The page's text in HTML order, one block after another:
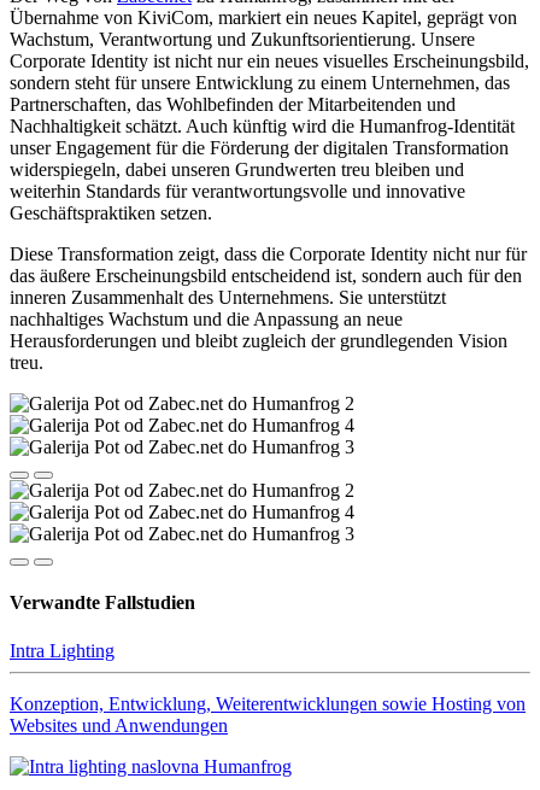
Übernahme von KiviCom, markiert ein neues Kapitel, geprägt von
Wachstum, Verantwortung und Zukunftsorientierung. Unsere
Corporate Identity ist nicht nur ein neues visuelles Erscheinungsbild,
sondern steht für unsere Entwicklung zu einem Unternehmen, das
Partnerschaften, das Wohlbefinden der Mitarbeitenden und
Nachhaltigkeit schätzt. Auch künftig wird die Humanfrog-Identität
unser Engagement für die Förderung der digitalen Transformation
widerspiegeln, dabei unseren Grundwerten treu bleiben und
weiterhin Standards für verantwortungsvolle und innovative
Geschäftspraktiken setzen.
Diese Transformation zeigt, dass die Corporate Identity nicht nur für
das äußere Erscheinungsbild entscheidend ist, sondern auch für den
inneren Zusammenhalt des Unternehmens. Sie unterstützt
nachhaltiges Wachstum und die Anpassung an neue
Herausforderungen und bleibt zugleich der grundlegenden Vision
treu.
Verwandte Fallstudien
Intra Lighting
Konzeption, Entwicklung, Weiterentwicklungen sowie Hosting von
Websites und Anwendungen